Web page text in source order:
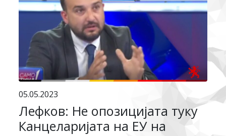
05.05.2023
Лефков: Не опозицијата туку
Канцеларијата на ЕУ на